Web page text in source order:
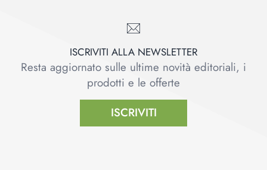
ISCRIVITI ALLA NEWSLETTER
Resta aggiornato sulle ultime novità editoriali, i
prodotti e le offerte
ISCRIVITI